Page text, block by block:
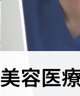
美容医